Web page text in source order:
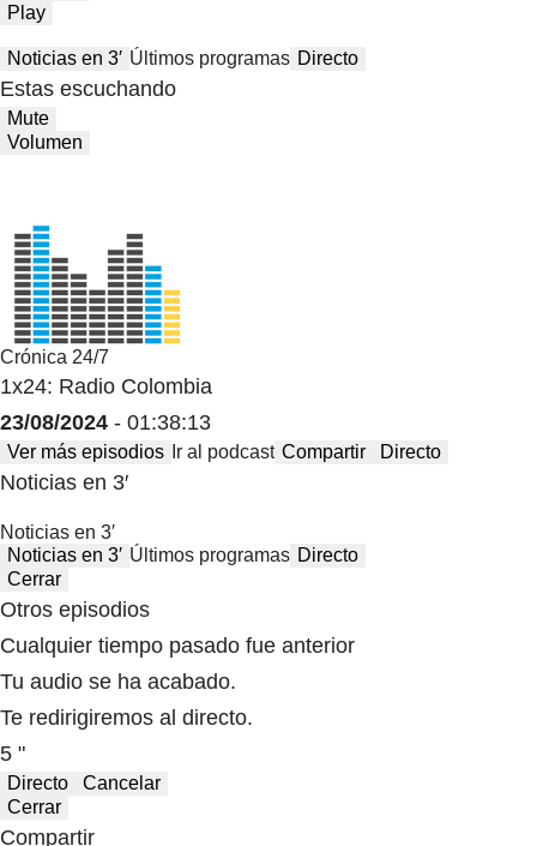
Play
Noticias en 3′ Últimos programas Directo
Estas escuchando
Mute
Volumen
Crónica 24/7
1x24: Radio Colombia
23/08/2024 - 01:38:13
Ver más episodios Ir al podcast Compartir Directo
Noticias en 3′
Noticias en 3′
Noticias en 3′ Últimos programas Directo
Cerrar
Otros episodios
Cualquier tiempo pasado fue anterior
Tu audio se ha acabado.
Te redirigiremos al directo.
5 "
Directo
Cancelar
Cerrar
Compartir